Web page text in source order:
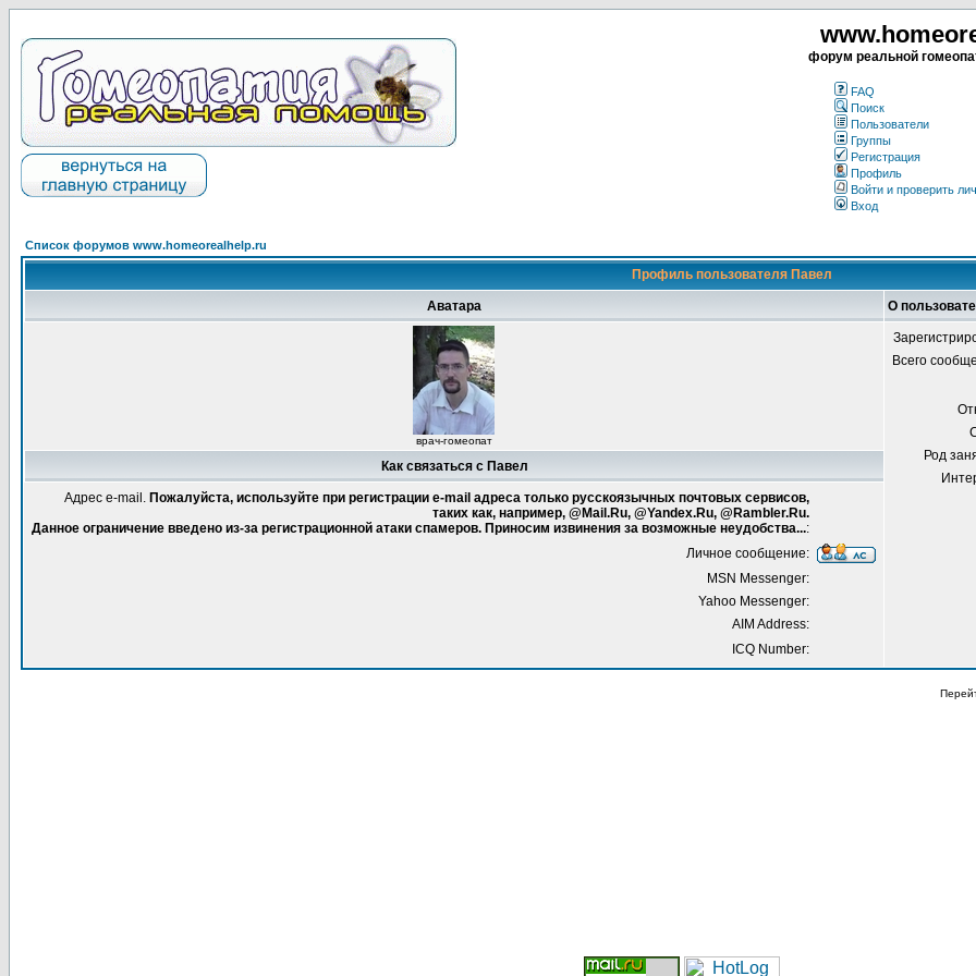
форум реальной
FAQ
Поиск
Пользователи
Группы
Регистрация
Профиль
Войти и проверить
Вход
Список форумов www.homeorealhelp.ru
Профиль пользователя Павел
Аватара О
врач-гомеопат
Всего
Род
Как связаться с Павел
Адрес e-mail. Пожалуйста, используйте при регистрации e-mail адреса только русскоязычных почтовых сервисов,
таких как, например, @Mail.Ru, @Yandex.Ru, @Rambler.Ru.
Данное ограничение введено из-за регистрационной атаки спамеров. Приносим извинения за возможные неудобства...:
Личное сообщение:
MSN Messenger:
Yahoo Messenger:
AIM Address:
ICQ Number: